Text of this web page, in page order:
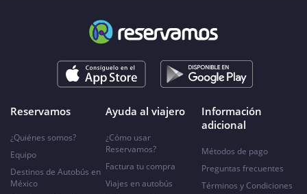
Reservamos
¿Quiénes somos?
Equipo
Destinos de Autobús en
México
Ayuda al viajero
¿Cómo usar
Reservamos?
Factura tu compra
Viajes en autobús
Información
adicional
Métodos de pago
Preguntas frecuentes
Términos y Condiciones